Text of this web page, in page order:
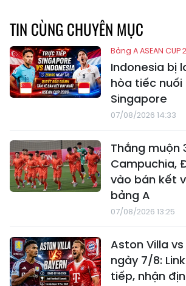
TIN CÙNG CHUYÊN MỤC
Bảng A ASEAN CUP
Indonesia bị
hòa tiếc
Singapore
07/08/2026 14:33
Thắng muộn
Campuchia,
vào bán kết
bảng A
07/08/2026 13:25
Aston Villa vs
ngày 7/8:
tiếp, nhận